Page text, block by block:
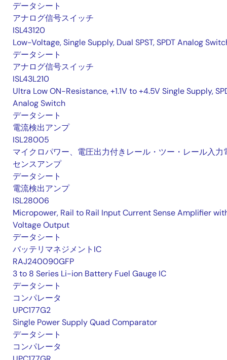
データシート
アナログ信号スイッチ
ISL43120
Low-Voltage, Single Supply, Dual SPST, SPDT Analog
データシート
アナログ信号スイッチ
ISL43L210
Ultra Low ON-Resistance, +1.1V to +4.5V Single Supply,
Analog Switch
データシート
電流検出アンプ
ISL28005
マイクロパワー、電圧出力付きレール・ツー・レール入力
センスアンプ
データシート
電流検出アンプ
ISL28006
Micropower, Rail to Rail Input Current Sense Amplifier
Voltage Output
データシート
バッテリマネジメントIC
RAJ240090GFP
3 to 8 Series Li-ion Battery Fuel Gauge IC
データシート
コンパレータ
UPC177G2
Single Power Supply Quad Comparator
データシート
コンパレータ